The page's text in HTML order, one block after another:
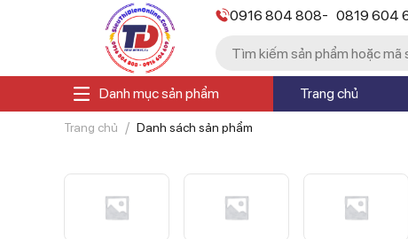
0916 804 808- 0819 604
Danh mục sản phẩm Trang chủ
Trang chủ Danh sách sản phẩm